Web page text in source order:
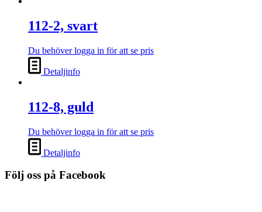
112-2, svart
Du behöver logga in för att se pris
Detaljinfo
112-8, guld
Du behöver logga in för att se pris
Detaljinfo
Följ oss på Facebook